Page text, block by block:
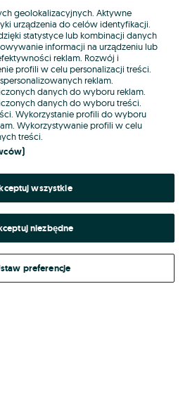
Zaloguj się
jednego z dostawców wskazanych powyżej,
OLX.pl w jego aktualnym brzmieniu.
geolokalizacyjnych. Aktywne
urządzenia do celów identyfikacji.
statystyce lub kombinacji danych
informacji na urządzeniu lub
reklam. Rozwój i
profili w celu personalizacji treści.
reklam.
danych do wyboru reklam.
danych do wyboru treści.
Wykorzystanie profili do wyboru
Wykorzystywanie profili w celu
treści.
wszystkie
niezbędne
preferencje